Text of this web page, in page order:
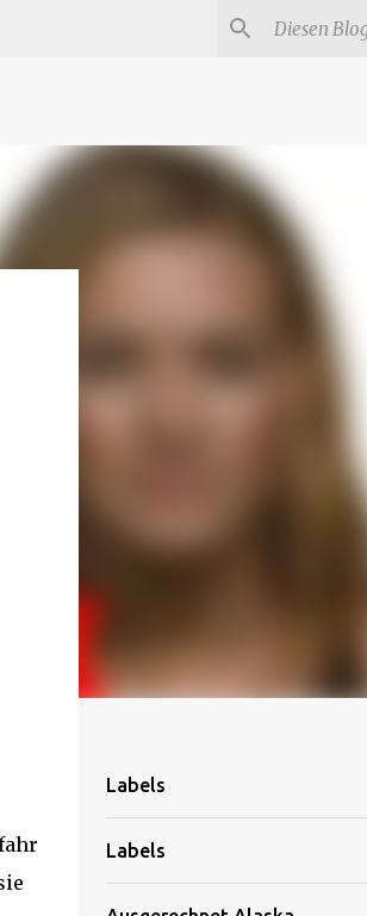
Labels
Labels